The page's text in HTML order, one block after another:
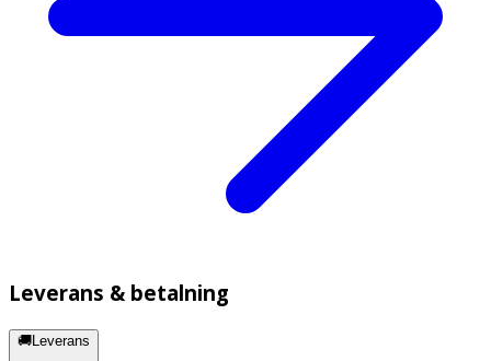
Leverans & betalning
🚚Leverans